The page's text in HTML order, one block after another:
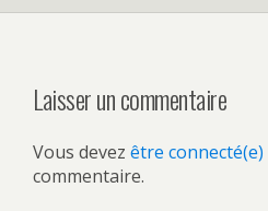
Laisser un commentaire
Vous devez être connecté(e)
commentaire.